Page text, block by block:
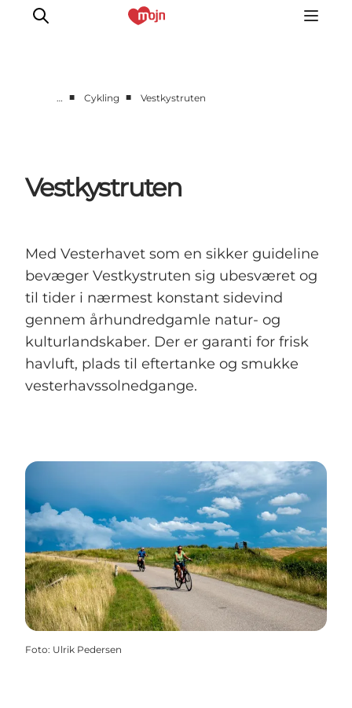
Det sker
Overnatning
Booking
… ■ Cykling ■ Vestkystruten
Vestkystruten
Med Vesterhavet som en sikker guideline
bevæger Vestkystruten sig ubesværet og
til tider i nærmest konstant sidevind
gennem århundredgamle natur- og
kulturlandskaber. Der er garanti for frisk
havluft, plads til eftertanke og smukke
vesterhavssolnedgange.
Foto: Ulrik Pedersen